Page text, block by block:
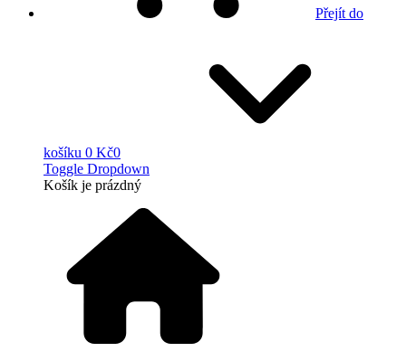
Přejít do
košíku 0 Kč0
Toggle Dropdown
Košík je prázdný